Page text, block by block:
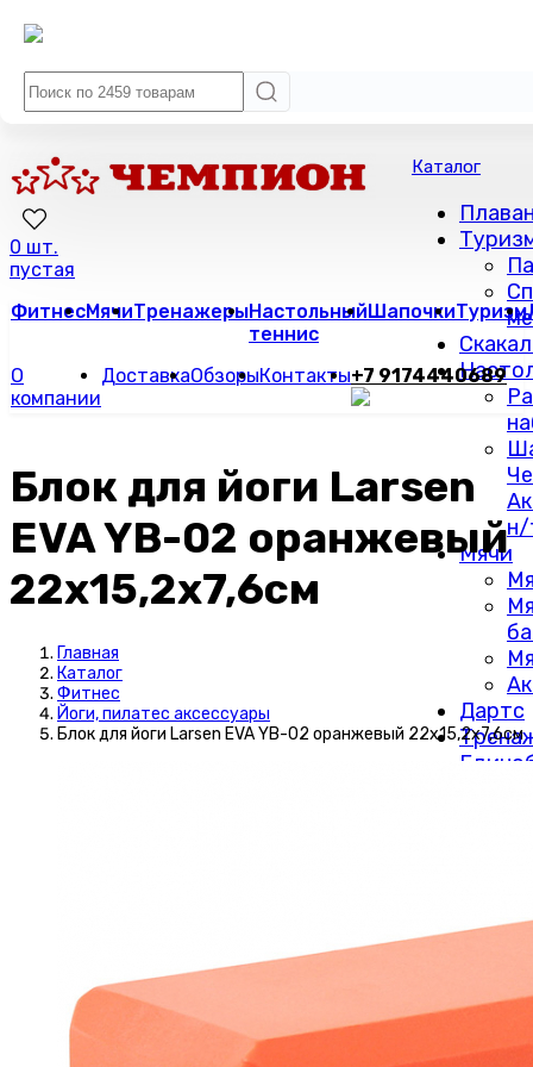
Каталог
н/
Мячи
Дартс
0 шт.
пустая
ФитнесМячиТренажерыНастольный
теннис
ШапочкиТуризм
О
компании
ДоставкаОбзорыКонтакты+7 9174440689
Блок для йоги Larsen
EVA YB-02 оранжевый
22х15,2х7,6см
Главная
Каталог
Фитнес
Йоги, пилатес аксессуары
Блок для йоги Larsen EVA YB-02 оранжевый 22х15,2х7,6см